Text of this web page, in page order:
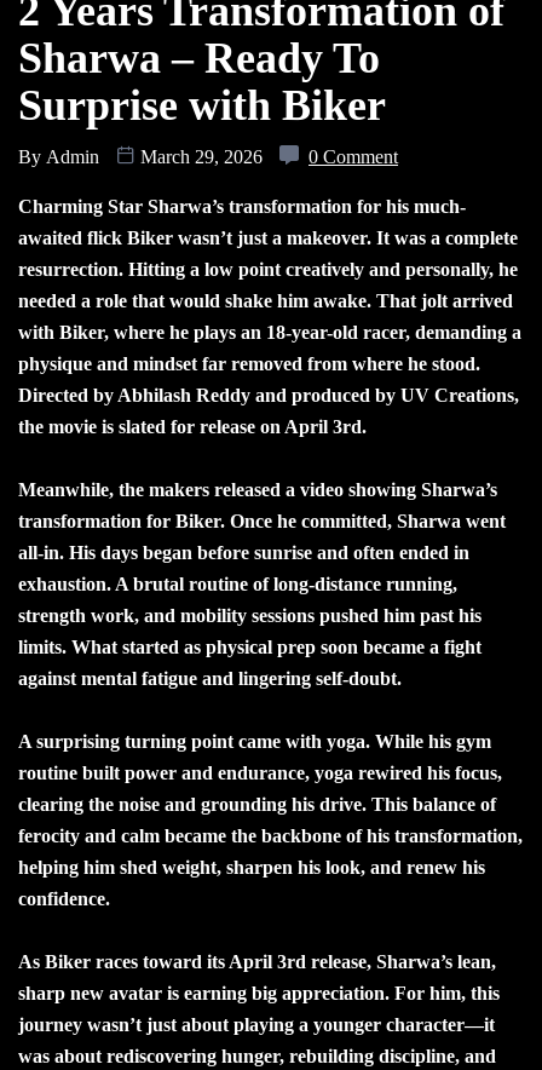
2 Years Transformation of
Sharwa – Ready To
Surprise with Biker
By Admin March 29, 2026 0 Comment
Charming Star Sharwa’s transformation for his much-
awaited flick Biker wasn’t just a makeover. It was a complete
resurrection. Hitting a low point creatively and personally, he
needed a role that would shake him awake. That jolt arrived
with Biker, where he plays an 18-year-old racer, demanding a
physique and mindset far removed from where he stood.
Directed by Abhilash Reddy and produced by UV Creations,
the movie is slated for release on April 3rd.
Meanwhile, the makers released a video showing Sharwa’s
transformation for Biker. Once he committed, Sharwa went
all-in. His days began before sunrise and often ended in
exhaustion. A brutal routine of long-distance running,
strength work, and mobility sessions pushed him past his
limits. What started as physical prep soon became a fight
against mental fatigue and lingering self-doubt.
A surprising turning point came with yoga. While his gym
routine built power and endurance, yoga rewired his focus,
clearing the noise and grounding his drive. This balance of
ferocity and calm became the backbone of his transformation,
helping him shed weight, sharpen his look, and renew his
confidence.
As Biker races toward its April 3rd release, Sharwa’s lean,
sharp new avatar is earning big appreciation. For him, this
journey wasn’t just about playing a younger character—it
was about rediscovering hunger, rebuilding discipline, and